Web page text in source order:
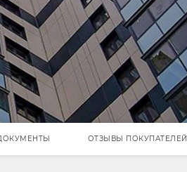
ОТЗЫВЫ ПОКУПАТЕЛЕЙ